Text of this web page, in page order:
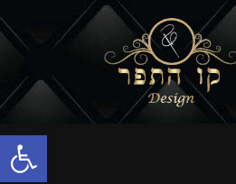
Open toolbar